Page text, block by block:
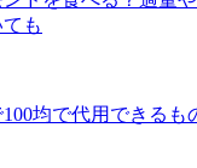
も
均で代用できるも